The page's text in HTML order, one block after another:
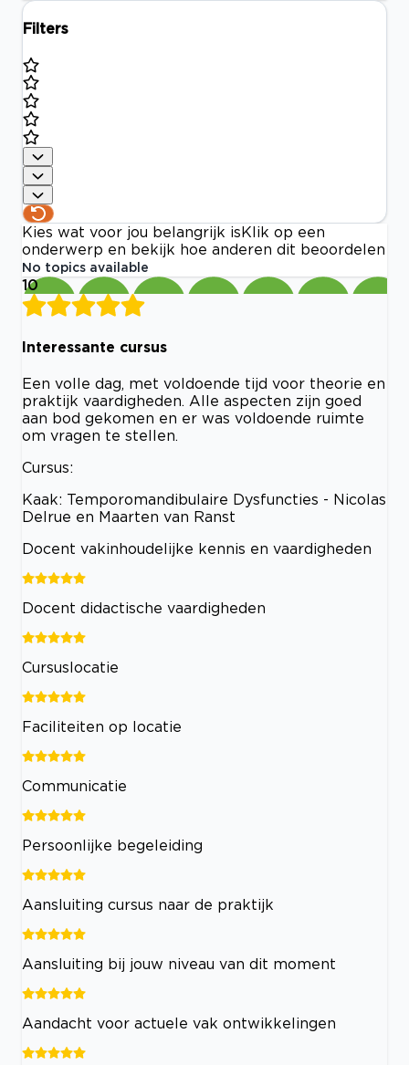
Filters
Kies wat voor jou belangrijk is Klik op een
onderwerp en bekijk hoe anderen dit beoordelen
No topics available
10
Interessante cursus
Een volle dag, met voldoende tijd voor theorie en
praktijk vaardigheden. Alle aspecten zijn goed
aan bod gekomen en er was voldoende ruimte
om vragen te stellen.
Cursus:
Kaak: Temporomandibulaire Dysfuncties - Nicolas
Delrue en Maarten van Ranst
Docent vakinhoudelijke kennis en vaardigheden
Docent didactische vaardigheden
Cursuslocatie
Faciliteiten op locatie
Communicatie
Persoonlijke begeleiding
Aansluiting cursus naar de praktijk
Aansluiting bij jouw niveau van dit moment
Aandacht voor actuele vak ontwikkelingen